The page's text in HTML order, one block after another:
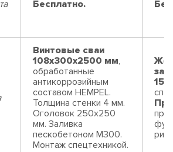
Бесплатно.
Винтовые сваи
108x300x2500 мм,
обработанные
антикоррозийным
составом HEMPEL.
Толщина стенки 4 мм.
Оголовок 250х250
мм. Заливка
пескобетоном М300.
Монтаж спецтехникой.